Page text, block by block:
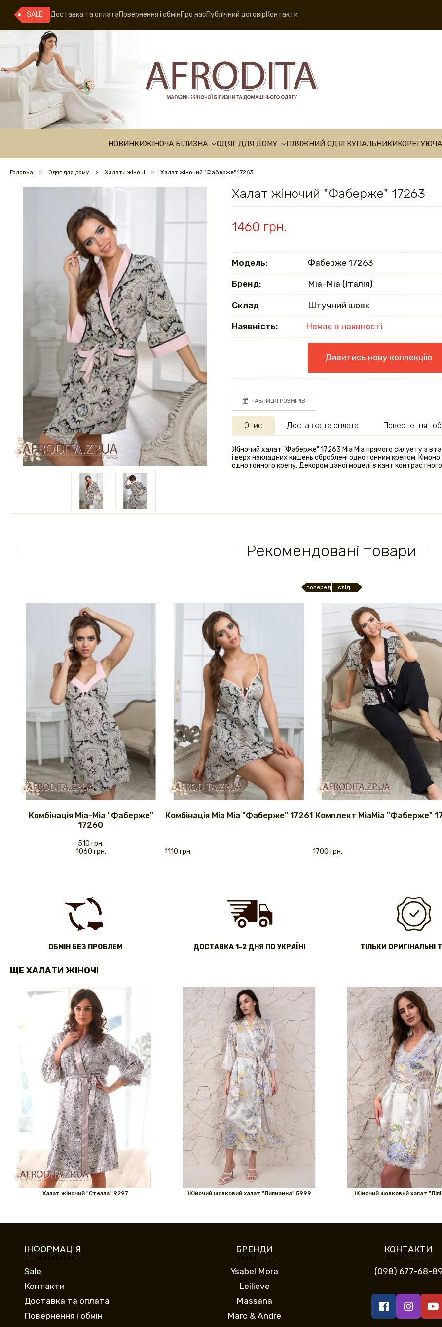
SALE Доставка та оплатаПовернення і обмінПро насПублічний договірКонтакти
НОВИНКИЖІНОЧА БІЛИЗНА ОДЯГ ДЛЯ ДОМУ ПЛЯЖНИЙ ОДЯГКУПАЛЬНИКИ
Головна Одяг для дому Халати жіночі Халат жіночий "Фаберже" 17263
Халат жіночий "Фаберже" 17263
1460 грн.
Модель: Фаберже 17263
Бренд: Mia-Mia (Італія)
Склад Штучний шовк
Наявність: Немає в наявності
Дивитись нову коллекцію
ТАБЛИЦЯ РОЗМІРІВ
Опис
Жіночий халат "Фаберже" 17263 Міа Міа прямого силуету з
і верх накладних кишень оброблені однотонним крепом.
однотонного крепу. Декором даної моделі є кант
Доставка та оплата Повернення і
Рекомендовані товари
поперед. слід.
Комбінація Mia-Mia "Фаберже"
17260
510 грн.
1060 грн.
Комбінація Mia Mia "Фаберже" 17261
1110 грн.
Комплект MiaMia "Фаберже"
1700 грн.
ОБМІН БЕЗ ПРОБЛЕМ ДОСТАВКА 1-2 ДНЯ ПО УКРАЇНІ ТІЛЬКИ ОРИГІНАЛЬНІ
ЩЕ ХАЛАТИ ЖІНОЧІ
Халат жіночий "Стелла" 9297 Жіночий шовковий халат "Лилианна" 5999 Жіночий шовковий халат
ІНФОРМАЦІЯ
Sale
Контакти
Доставка та оплата
Повернення і обмін
БРЕНДИ
Ysabel Mora
Leilieve
Massana
Marc & Andre
КОНТАКТИ
(098) 677-68-